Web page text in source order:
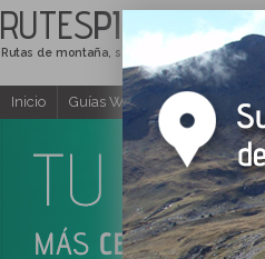
RUTESPIRINEUS
Rutas de montaña, senderismo y excursiones
Inicio Guías Web y PDF gratuitas